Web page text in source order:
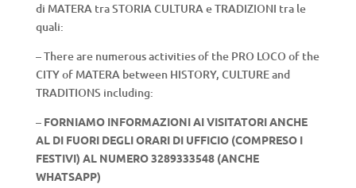
di MATERA tra STORIA CULTURA e TRADIZIONI tra le
quali:
– There are numerous activities of the PRO LOCO of the
CITY of MATERA between HISTORY, CULTURE and
TRADITIONS including:
– FORNIAMO INFORMAZIONI AI VISITATORI ANCHE
AL DI FUORI DEGLI ORARI DI UFFICIO (COMPRESO I
FESTIVI) AL NUMERO 3289333548 (ANCHE
WHATSAPP)